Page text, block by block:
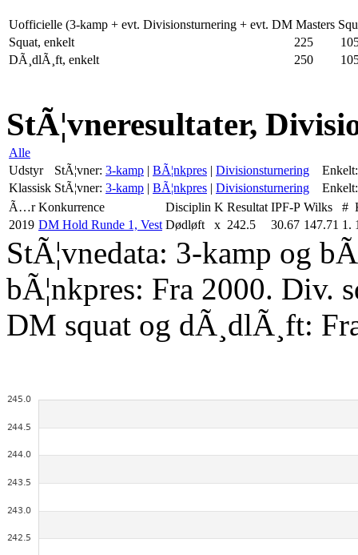
Uofficielle (3-kamp + evt. Divisionsturnering + evt. DM Masters
Squat, enkelt
225
DÃ¸dlÃ¸ft, enkelt
250
StÃ¦vneresultater,
Alle
Udstyr
StÃ¦vner: 3-kamp | BÃ¦nkpres | Divisionsturnering
Enkelt:
Klassisk StÃ¦vner: 3-kamp | BÃ¦nkpres | Divisionsturnering
Enkelt:
Ã…r Konkurrence Disciplin K Resultat IPF-P Wilks #
2019 DM Hold Runde 1, Vest Dødløft x 242.5 30.67 147.71 1.
StÃ¦vnedata: 3-kamp og
bÃ¦nkpres: Fra 2000. Div.
DM squat og dÃ¸dlÃ¸ft: